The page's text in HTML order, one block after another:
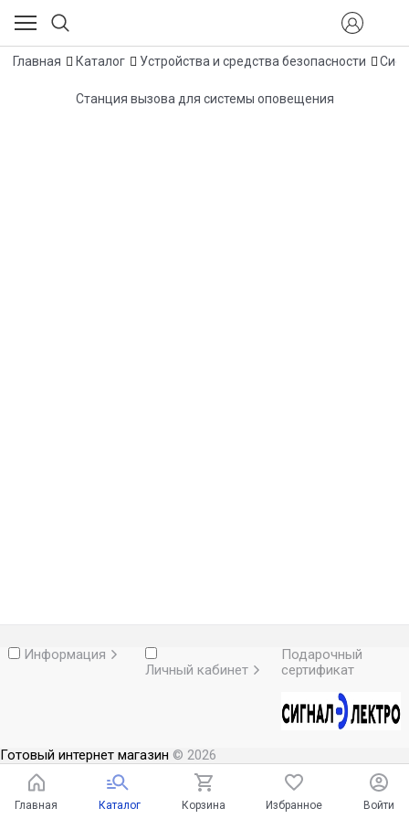
Главная Каталог Устройства и средства безопасности
Станция вызова для системы оповещения
Информация
Личный кабинет
Подарочный
сертификат
Готовый интернет магазин © 2026
Главная Каталог Корзина Избранное Войти